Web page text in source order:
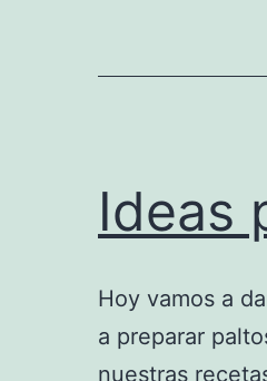
Ideas
Hoy vamos a
a preparar
nuestras